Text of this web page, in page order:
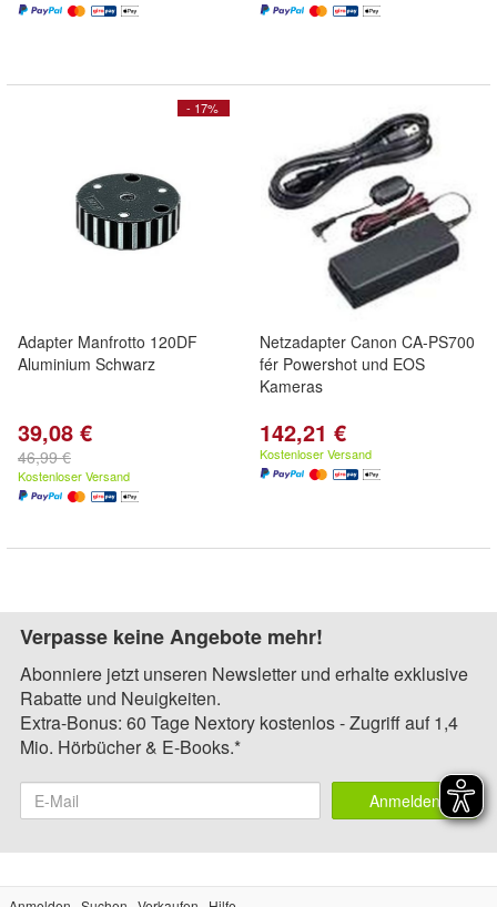
- 17%
Adapter Manfrotto 120DF
Aluminium Schwarz
39,08 €
46,99 €
Kostenloser Versand
Netzadapter Canon CA-PS700
fér Powershot und EOS
Kameras
142,21 €
Kostenloser Versand
Verpasse keine Angebote mehr!
Abonniere jetzt unseren Newsletter und erhalte exklusive
Rabatte und Neuigkeiten.
Extra-Bonus: 60 Tage Nextory kostenlos - Zugriff auf 1,4
Mio. Hörbücher & E-Books.*
Anmelden